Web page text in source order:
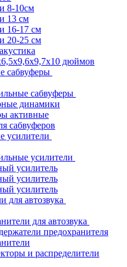
8-10см
13 см
16-17 см
20-25 см
дюймов
сабвуферы
сабвуферы
динамики
активные
сабвуферов
усилители
усилители
усилитель
усилитель
усилитель
для автозвука
для автозвука
предохранителя
и распределители